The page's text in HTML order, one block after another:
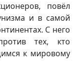
повёл
и в самой
С него
тех, кто
к мировому